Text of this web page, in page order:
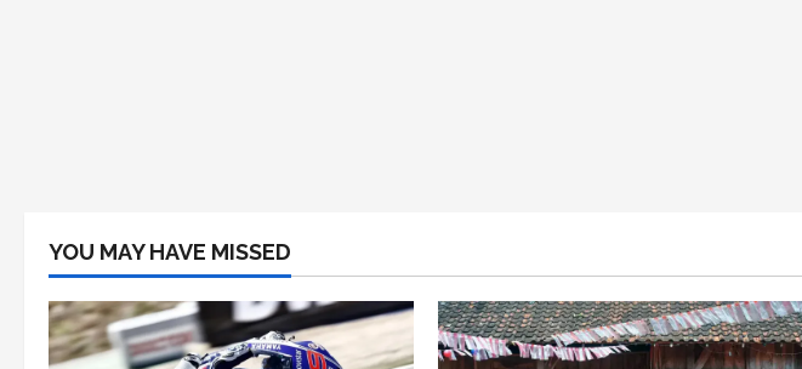
YOU MAY HAVE MISSED